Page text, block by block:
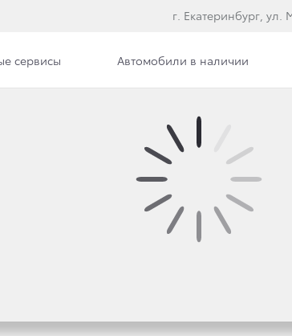
г. Екатеринбург, ул.
сервисы Автомобили в наличии
2019 ГОД
PRADO